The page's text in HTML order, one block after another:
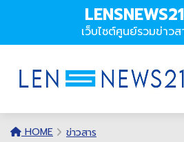
เว็บไซต์ศูนย์รวมข่าว
HOME
ข่าวสาร